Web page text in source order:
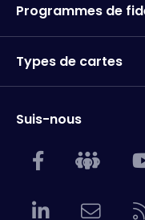
Programmes de
Types de cartes
Suis-nous